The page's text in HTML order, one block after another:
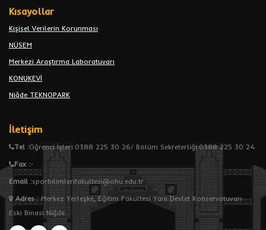
Kısayollar
Kişisel Verilerin Korunması
NÜSEM
Merkezi Araştırma Laboratuvarı
KONUKEVİ
Niğde TEKNOPARK
İletişim
Tel :Öğrenci İşleri:0388 225 30 26/ Bölüm Sekreterliği:0388 225 30 24
Fax :-
Email :sporbilimlerifakultesi@ohu.edu.tr
Adres:Merkez Yerleşke, Eğitim Fakültesi Yanı Devlet Konservatuvarı
Eski Binası Niğde